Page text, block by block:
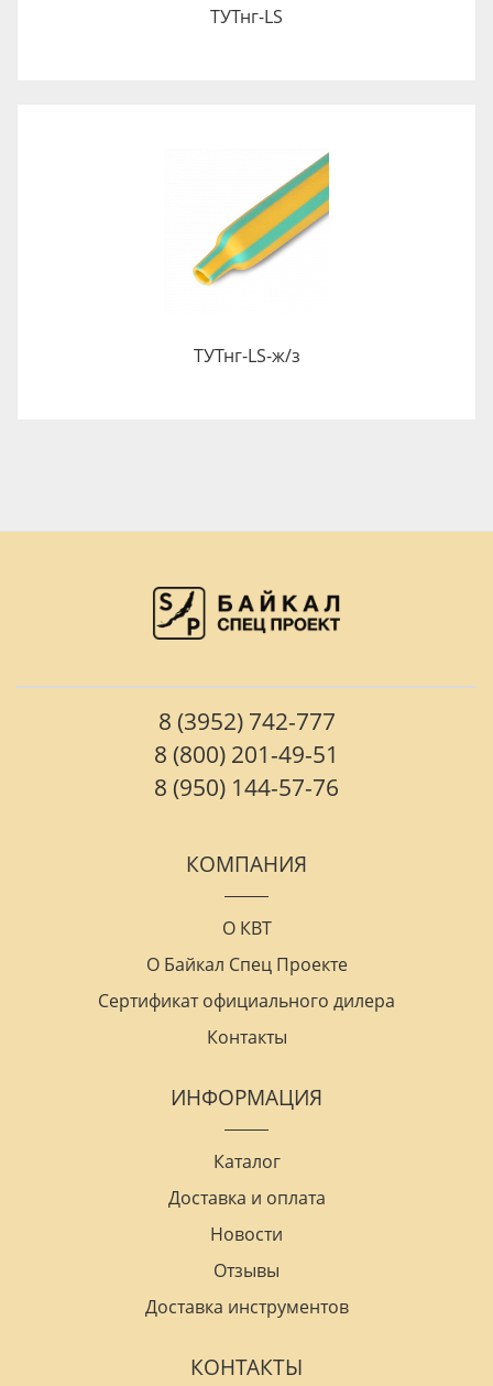
ТУТнг-LS
ТУТнг-LS-ж/з
8 (3952) 742-777
8 (800) 201-49-51
8 (950) 144-57-76
КОМПАНИЯ
О КВТ
О Байкал Спец Проекте
Сертификат официального дилера
Контакты
ИНФОРМАЦИЯ
Каталог
Доставка и оплата
Новости
Отзывы
Доставка инструментов
КОНТАКТЫ